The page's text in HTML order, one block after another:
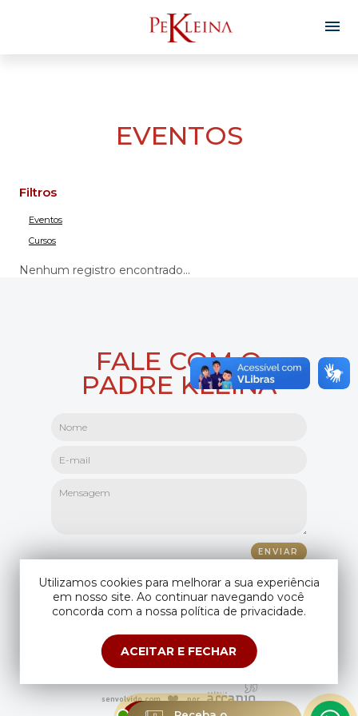
Utilizamos cookies para melhorar a sua experiência
em nosso site. Ao continuar navegando você
concorda com a nossa política de privacidade.
ACEITAR E FECHAR
EVENTOS
Filtros
Eventos
Cursos
Nenhum registro encontrado...
FALE COM O
PADRE KLEINA
Copyright © Padre Kleina. Todos os direitos reservados.
Compartilhando seus dados você aceita os
termos de uso